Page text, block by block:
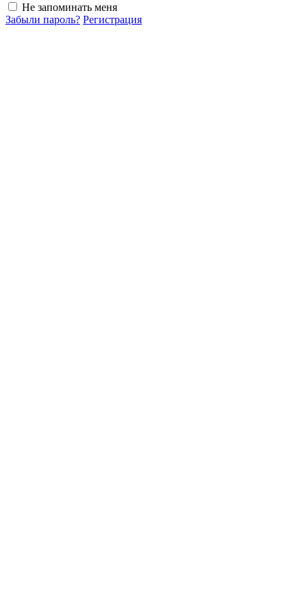
Не запоминать меня
Забыли пароль? Регистрация